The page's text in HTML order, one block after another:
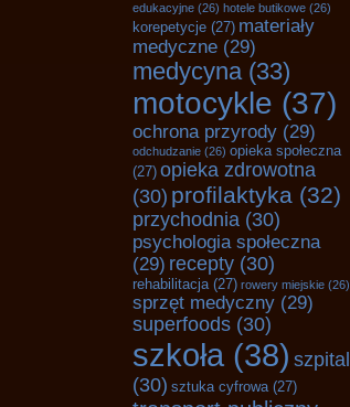
edukacyjne (26) hotele butikowe (26)
korepetycje (27) materiały
medyczne (29)
medycyna(33)
motocykle (37)
ochrona przyrody (29)
odchudzanie (26) opieka społeczna
(27) opieka zdrowotna
(30) profilaktyka (32)
przychodnia (30)
psychologia społeczna
(29) recepty (30)
rehabilitacja(27) rowery miejskie (26)
sprzęt medyczny (29)
superfoods (30)
szkoła (38) szpital
(30) sztuka cyfrowa(27)